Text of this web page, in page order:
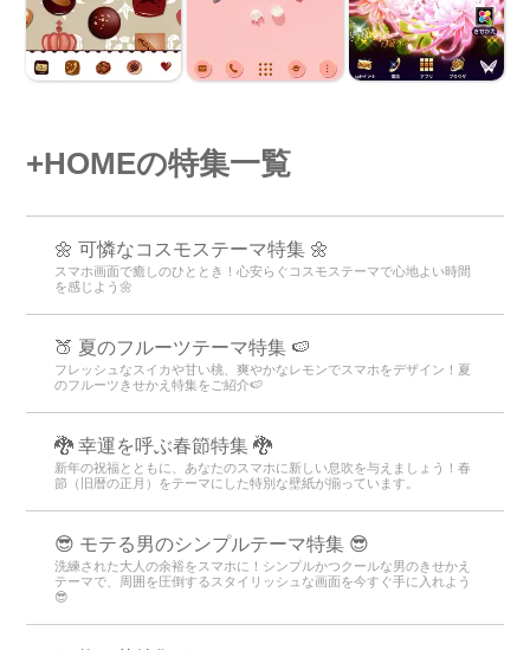
+HOMEの特集一覧
🌼 可憐なコスモステーマ特集 🌼
スマホ画面で癒しのひととき！心安らぐコスモステーマで心地よい時間
を感じよう🌼
🍑 夏のフルーツテーマ特集 🍉
フレッシュなスイカや甘い桃、爽やかなレモンでスマホをデザイン！夏
のフルーツきせかえ特集をご紹介🍉
🐉 幸運を呼ぶ春節特集 🐉
新年の祝福とともに、あなたのスマホに新しい息吹を与えましょう！春
節（旧暦の正月）をテーマにした特別な壁紙が揃っています。
😎 モテる男のシンプルテーマ特集 😎
洗練された大人の余裕をスマホに！シンプルかつクールな男のきせかえ
テーマで、周囲を圧倒するスタイリッシュな画面を今すぐ手に入れよう
😎